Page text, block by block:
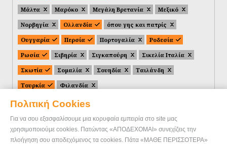
Πολιτική Cookies
Για να σου εξασφαλίσουμε μια κορυφαία εμπειρία στο site μας
χρησιμοποιούμε cookies. Πατώντας «ΑΠΟΔΕΧΟΜΑΙ» συνεχίζεις την
πλοήγηση σου αποδεχόμενος τα cookies. Πάτα «ΜΑΘΕ ΠΕΡΙΣΣΟΤΕΡΑ»
Μάλτα
Μαρόκο Μεγάλη Βρετανία
Μεξικό
Νορβηγία
Ολλανδία
όπου γης και πατρίς
Ουγγαρία
Περσία Πορτογαλία
Ροδεσία
Ρωσία
Σιβηρία Σιγκαπούρη
Σικελία Ιταλία
Σκωτία
Σομαλία Σουηδία
Ταιλάνδη
Τουρκία
Φιλανδία